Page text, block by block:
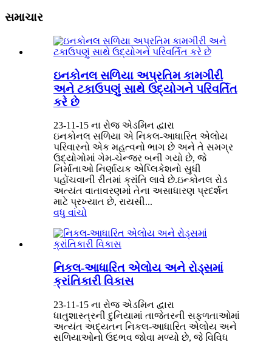
સમાચાર
ઇનકોનલ સળિયા અપ્રતિમ કામગીરી
અને ટકાઉપણું સાથે ઉદ્યોગને પરિવર્તિત
કરે છે
23-11-15 ના રોજ એડમિન દ્વારા
ઇનકોનલ સળિયા એ નિકલ-આધારિત એલોય
પરિવારનો એક મહત્વનો ભાગ છે અને તે સમગ્ર
ઉદ્યોગોમાં ગેમ-ચેન્જર બની ગયો છે, જે
નિર્માતાઓ નિર્ણાયક એપ્લિકેશનો સુધી
પહોંચવાની રીતમાં ક્રાંતિ લાવે છે.ઇન્કોનલ રોડ
અત્યંત વાતાવરણમાં તેના અસાધારણ પ્રદર્શન
માટે પ્રખ્યાત છે, રાયસી...
વધુ વાંચો
નિકલ-આધારિત એલોય અને રોડ્સમાં
ક્રાંતિકારી વિકાસ
23-11-15 ના રોજ એડમિન દ્વારા
ધાતુશાસ્ત્રની દુનિયામાં તાજેતરની સફળતાઓમાં
અત્યંત અદ્યતન નિકલ-આધારિત એલોય અને
સળિયાઓનો ઉદભવ જોવા મળ્યો છે, જે વિવિધ